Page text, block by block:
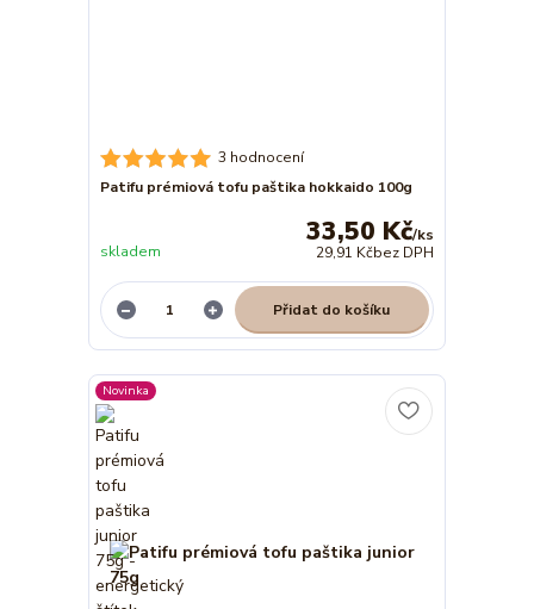
3 hodnocení
Patifu prémiová tofu paštika hokkaido 100g
33,50 Kč/ks
29,91 Kčbez DPH
skladem
Přidat do košíku
Novinka